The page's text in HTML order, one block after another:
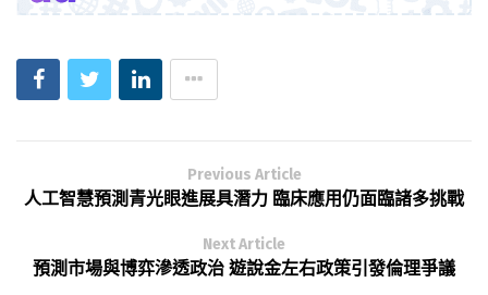
Previous Article
人工智慧預測青光眼進展具潛力 臨床應用仍面臨諸多挑戰
Next Article
預測市場與博弈滲透政治 遊說金左右政策引發倫理爭議